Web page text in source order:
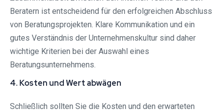
Beratern ist entscheidend für den erfolgreichen Abschluss
von Beratungsprojekten. Klare Kommunikation und ein
gutes Verständnis der Unternehmenskultur sind daher
wichtige Kriterien bei der Auswahl eines
Beratungsunternehmens.
4. Kosten und Wert abwägen
Schließlich sollten Sie die Kosten und den erwarteten